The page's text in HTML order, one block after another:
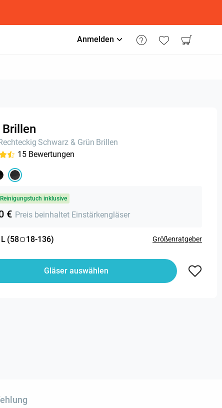
Anmelden
Schwarz & Grün Brillen
15 Bewertungen
inklusive
€ Preis beinhaltet Einstärkengläser
L (58 18-136) Größenratgeber
Gläser auswählen